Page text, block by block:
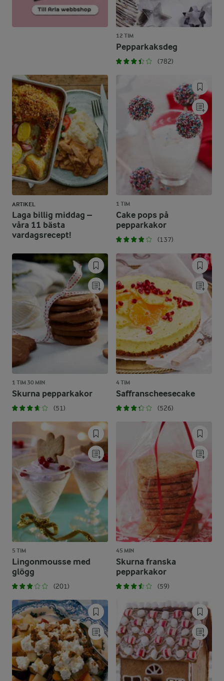
12 TIM
Pepparkaksdeg
(782)
ARTIKEL
Laga billig middag –
våra 11 bästa
vardagsrecept!
1 TIM
Cake pops på
pepparkakor
(137)
1 TIM 30 MIN
Skurna pepparkakor
(51)
4 TIM
Saffranscheesecake
(526)
5 TIM
Lingonmousse med
glögg
(201)
45 MIN
Skurna franska
pepparkakor
(59)